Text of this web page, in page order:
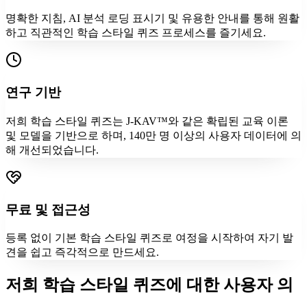
명확한 지침, AI 분석 로딩 표시기 및 유용한 안내를 통해 원활
하고 직관적인 학습 스타일 퀴즈 프로세스를 즐기세요.
연구 기반
저희 학습 스타일 퀴즈는 J-KAV™와 같은 확립된 교육 이론
및 모델을 기반으로 하며, 140만 명 이상의 사용자 데이터에 의
해 개선되었습니다.
무료 및 접근성
등록 없이 기본 학습 스타일 퀴즈로 여정을 시작하여 자기 발
견을 쉽고 즉각적으로 만드세요.
저희 학습 스타일 퀴즈에 대한 사용자 의